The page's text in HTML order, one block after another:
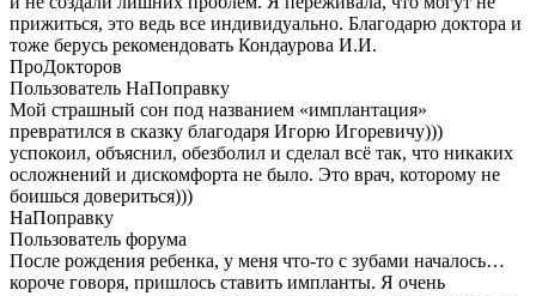
прижиться, это ведь все индивидуально. Благодарю доктора и
тоже берусь рекомендовать Кондаурова И.И.
ПроДокторов
Пользователь НаПоправку
Мой страшный сон под названием «имплантация»
превратился в сказку благодаря Игорю Игоревичу)))
успокоил, объяснил, обезболил и сделал всё так, что никаких
осложнений и дискомфорта не было. Это врач, которому не
боишься довериться)))
НаПоправку
Пользователь форума
После рождения ребенка, у меня что-то с зубами началось…
короче говоря, пришлось ставить импланты. Я очень